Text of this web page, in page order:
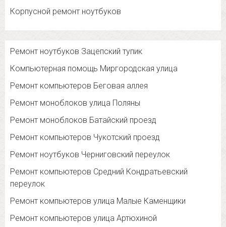
Корпусной ремонт ноутбуков
Ремонт ноутбуков Зацепский тупик
Компьютерная помощь Миргородская улица
Ремонт компьютеров Беговая аллея
Ремонт моноблоков улица Поляны
Ремонт моноблоков Батайский проезд
Ремонт компьютеров Чукотский проезд
Ремонт ноутбуков Черниговский переулок
Ремонт компьютеров Средний Кондратьевский
переулок
Ремонт компьютеров улица Малые Каменщики
Ремонт компьютеров улица Артюхиной